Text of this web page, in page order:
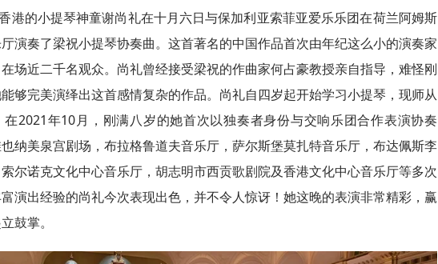
港的小提琴神童谢尚礼在十月六日与保加利亚索菲亚爱乐乐团在荷兰阿姆斯
演奏了梁祝小提琴协奏曲。这首著名的中国作品首次由年纪这么小的演奏家
场近二千名观众。尚礼曾经接受梁祝的作曲家何占豪教授亲自指导，难怪刚
够完美演绎出这首感情复杂的作品。尚礼自四岁起开始学习小提琴，现师从
在2021年10月，刚满八岁的她首次以独奏者身份与交响乐团合作表演协奏
纳美泉宫剧场，布拉格鲁道夫音乐厅，萨尔斯堡莫扎特音乐厅，布达佩斯李
尔诺克文化中心音乐厅，胡志明市西贡歌剧院及香港文化中心音乐厅等多次
演出经验的尚礼今次表现出色，并不令人惊讶！她这晚的表演非常精彩，赢
鼓掌。